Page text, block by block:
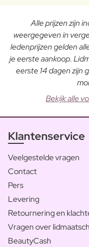
Alle prijzen zijn
weergegeven in
ledenprijzen gelden
je eerste aankoop.
eerste 14 dagen zijn
Bekijk alle
Klantenservice
Veelgestelde vragen
Contact
Pers
Levering
Retournering en
Vragen over
BeautyCash